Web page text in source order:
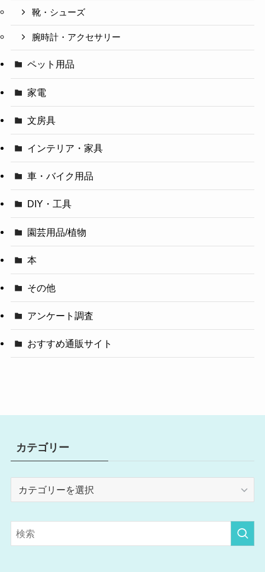
靴・シューズ
腕時計・アクセサリー
ペット用品
家電
文房具
インテリア・家具
車・バイク用品
DIY・工具
園芸用品/植物
本
その他
アンケート調査
おすすめ通販サイト
カテゴリー
リ
ー